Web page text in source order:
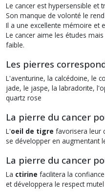
Le cancer est hypersensible et
Son manque de volonté le
Il a une excellente mémoire et
Le cancer aime les études
faible.
Les pierres
L'aventurine, la calcédoine, le
jade, le jaspe, la labradorite,
quartz rose
La pierre du cancer
L'oeil de tigre favorisera leur
se développer en augmentant
La pierre du cancer
La ctirine facilitera la
et développera le respect